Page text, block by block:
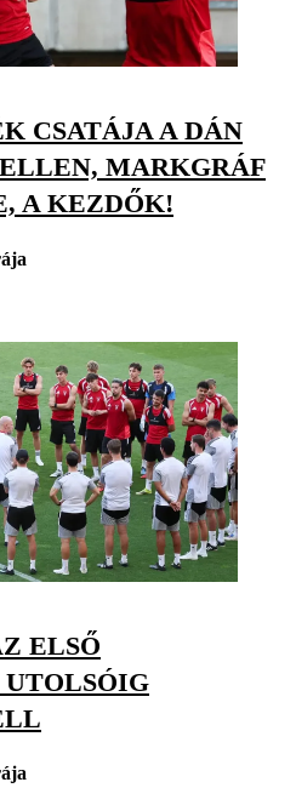
CSATÁJA A DÁN
MARKGRÁF
A KEZDŐK!
ELSŐ